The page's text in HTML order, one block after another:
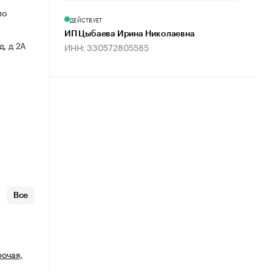
д 2А
Все
ДЕЙСТВУЕТ
ИП Цыбаева Ирина Николаевна
ИНН: 330572805585